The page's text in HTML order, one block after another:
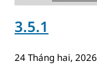
3.5.1
24 Tháng hai, 2026